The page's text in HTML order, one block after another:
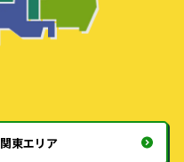
関東エリア